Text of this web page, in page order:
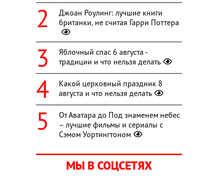
Джоан Роулинг: лучшие книги
британки, не считая Гарри Поттера
Яблочный спас 6 августа -
традиции и что нельзя делать
Какой церковный праздник 8
августа и что нельзя делать
От Аватара до Под знаменем небес
– лучшие фильмы и сериалы с
Сэмом Уортингтоном
МЫ В СОЦСЕТЯХ